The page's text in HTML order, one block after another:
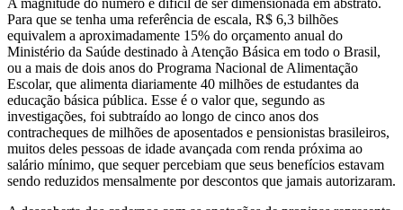
A magnitude do número é difícil de ser dimensionada em abstrato.
Para que se tenha uma referência de escala, R$ 6,3 bilhões
equivalem a aproximadamente 15% do orçamento anual do
Ministério da Saúde destinado à Atenção Básica em todo o Brasil,
ou a mais de dois anos do Programa Nacional de Alimentação
Escolar, que alimenta diariamente 40 milhões de estudantes da
educação básica pública. Esse é o valor que, segundo as
investigações, foi subtraído ao longo de cinco anos dos
contracheques de milhões de aposentados e pensionistas brasileiros,
muitos deles pessoas de idade avançada com renda próxima ao
salário mínimo, que sequer percebiam que seus benefícios estavam
sendo reduzidos mensalmente por descontos que jamais autorizaram.